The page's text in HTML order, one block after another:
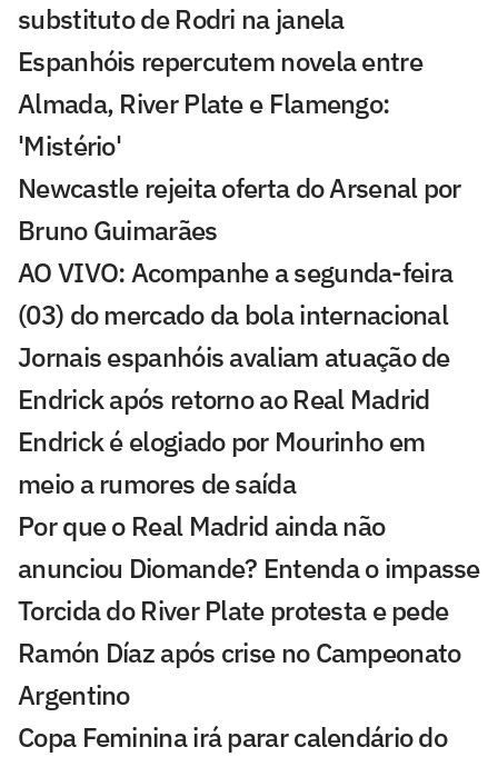
substituto de Rodri na janela
Espanhóis repercutem novela entre
Almada, River Plate e Flamengo:
'Mistério'
Newcastle rejeita oferta do Arsenal por
Bruno Guimarães
AO VIVO: Acompanhe a segunda-feira
(03) do mercado da bola internacional
Jornais espanhóis avaliam atuação de
Endrick após retorno ao Real Madrid
Endrick é elogiado por Mourinho em
meio a rumores de saída
Por que o Real Madrid ainda não
anunciou Diomande? Entenda o impasse
Torcida do River Plate protesta e pede
Ramón Díaz após crise no Campeonato
Argentino
Copa Feminina irá parar calendário do